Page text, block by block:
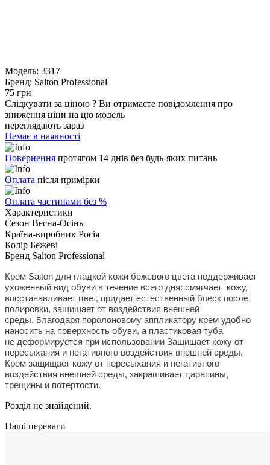
Модель: 3317
Бренд: Salton Professional
75 грн
Слідкувати за ціною ? Ви отримаєте повідомлення про
зниження ціни на цю модель
переглядають зараз
Немає в наявності
Повернення протягом 14 днів без будь-яких питань
Оплата після примірки
Оплата частинами без %
Характеристики
Сезон Весна-Осінь
Країна-виробник Росія
Колір Бежеві
Бренд Salton Professional
Крем Salton для гладкой кожи бежевого цвета поддерживает
ухоженный вид обуви в течение всего дня: смягчает кожу,
восстанавливает цвет, придает естественный блеск после
полировки, защищает от воздействия внешней
среды. Благодаря поролоновому аппликатору крем удобно
наносить на поверхность обуви, а пластиковая туба
не деформируется при использовании Защищает кожу от
пересыхания и негативного воздействия внешней среды.
Крем защищает кожу от пересыхания и негативного
воздействия внешней среды, закрашивает царапины,
трещины и потертости.
Розділ не знайдений.
Наші переваги